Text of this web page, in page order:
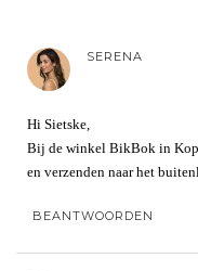
SERENA
Hi Sietske,
Bij de winkel BikBok in
en verzenden naar het
BEANTWOORDEN